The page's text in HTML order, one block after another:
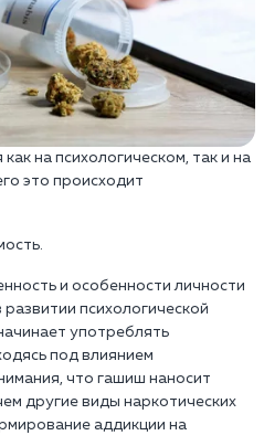
на психологическом, так и на
это происходит
и особенности личности
психологической
употреблять
под влиянием
что гашиш наносит
другие виды наркотических
аддикции на